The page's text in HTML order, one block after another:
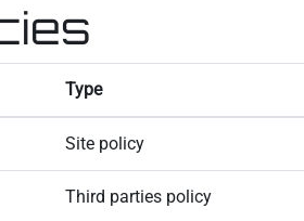
Type
Site policy
Third parties policy